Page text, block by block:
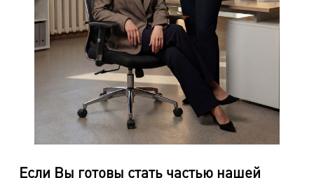
Если Вы готовы стать частью нашей